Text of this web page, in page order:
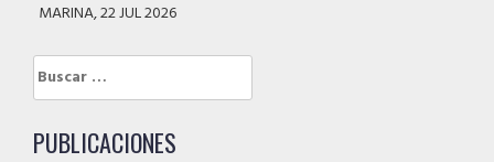
MARINA, 22 JUL 2026
Buscar:
PUBLICACIONES